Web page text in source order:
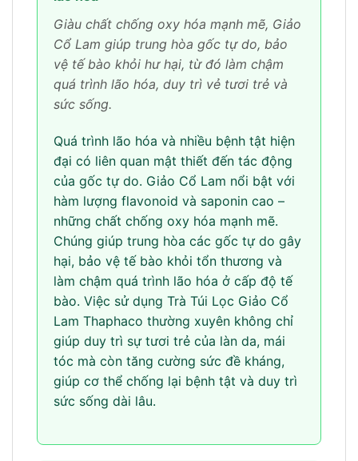
Giàu chất chống oxy hóa mạnh mẽ, Giảo
Cổ Lam giúp trung hòa gốc tự do, bảo
vệ tế bào khỏi hư hại, từ đó làm chậm
quá trình lão hóa, duy trì vẻ tươi trẻ và
sức sống.
Quá trình lão hóa và nhiều bệnh tật hiện
đại có liên quan mật thiết đến tác động
của gốc tự do. Giảo Cổ Lam nổi bật với
hàm lượng flavonoid và saponin cao –
những chất chống oxy hóa mạnh mẽ.
Chúng giúp trung hòa các gốc tự do gây
hại, bảo vệ tế bào khỏi tổn thương và
làm chậm quá trình lão hóa ở cấp độ tế
bào. Việc sử dụng Trà Túi Lọc Giảo Cổ
Lam Thaphaco thường xuyên không chỉ
giúp duy trì sự tươi trẻ của làn da, mái
tóc mà còn tăng cường sức đề kháng,
giúp cơ thể chống lại bệnh tật và duy trì
sức sống dài lâu.